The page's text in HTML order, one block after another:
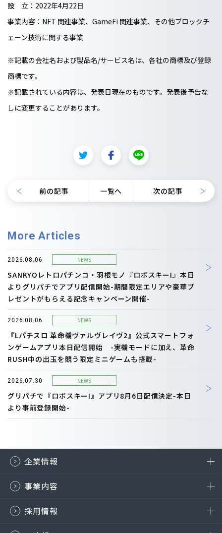
設 立：2022年4月22日
事業内容：NFT 関連事業、GameFi 関連事業、その他ブロックチ
ェーン技術に関する事業
※記載の会社名および製品名/サービス名は、各社の商標及び登録
商標です。
※記載されている内容は、発表日現在のものです。発表後予告な
しに変更することがあります。
前の記事 一覧へ 次の記事
More Articles
2026.08.06 NEWS
SANKYOレトロパチンコ・羽根モノ『ロボスキーI』本日
よりグリパチでアプリ配信開始-期間限定エリアや豪華プ
レゼントがもらえる記念キャンペーン開催-
2026.08.06 NEWS
『Lパチスロ 革命機ヴァルヴレイヴ2』公式スマートフォ
ンゲームアプリ本日配信開始 -実機モードに加え、革命
RUSH中の出玉を競う限定ミニゲームも搭載-
2026.07.30 NEWS
グリパチで『ロボスキーI』アプリ8月6日配信決定-本日
より事前登録開始-
企業情報
事業内容
採用情報